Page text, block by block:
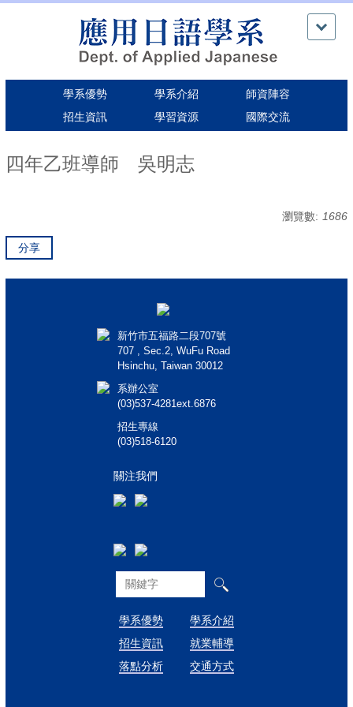
內
學系優勢 學系介紹
師資陣容
招生資訊
學習資源 國際交流
四年乙班導師 吳明志
瀏覽數: 1686
分享
新竹市五福路二段707號
707 , Sec.2, WuFu Road
Hsinchu, Taiwan 30012
系辦公室
(03)537-4281ext.6876
招生專線
(03)518-6120
關注我們
學系優勢
招生資訊
落點分析
學系介紹
就業輔導
交通方式